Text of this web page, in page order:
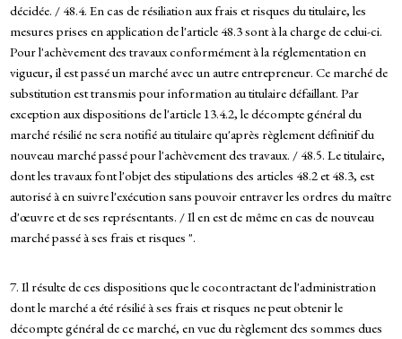
décidée. / 48.4. En cas de résiliation aux frais et risques du titulaire, les
mesures prises en application de l'article 48.3 sont à la charge de celui-ci.
Pour l'achèvement des travaux conformément à la réglementation en
vigueur, il est passé un marché avec un autre entrepreneur. Ce marché de
substitution est transmis pour information au titulaire défaillant. Par
exception aux dispositions de l'article 13.4.2, le décompte général du
marché résilié ne sera notifié au titulaire qu'après règlement définitif du
nouveau marché passé pour l'achèvement des travaux. / 48.5. Le titulaire,
dont les travaux font l'objet des stipulations des articles 48.2 et 48.3, est
autorisé à en suivre l'exécution sans pouvoir entraver les ordres du maître
d'œuvre et de ses représentants. / Il en est de même en cas de nouveau
marché passé à ses frais et risques ".
7. Il résulte de ces dispositions que le cocontractant de l'administration
dont le marché a été résilié à ses frais et risques ne peut obtenir le
décompte général de ce marché, en vue du règlement des sommes dues